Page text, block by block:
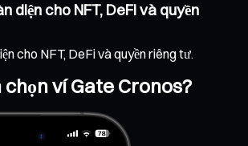
diện cho NFT, DeFi và quyền
cho NFT, DeFi và quyền riêng tư.
chọn ví Gate Cronos?